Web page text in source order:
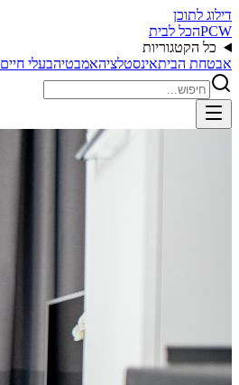
דילוג לתוכן
PCWהכל לבית
כל הקטגוריות
אבטחת הביתאינסטלציהאמבטיהבעלי חיים